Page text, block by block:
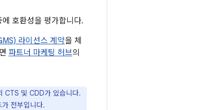
호환성을 평가합니다.
라이선스 계약을 체
파트너 마케팅 허브의
CTS 및 CDD가 있습니다.
전부입니다.